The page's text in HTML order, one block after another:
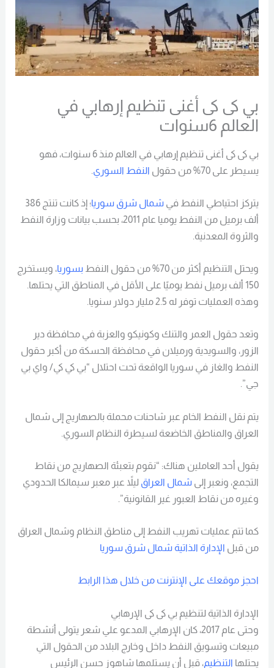
بي كى كى أغنى تنظيم إرهابي في
العالم 6سنوات
بي كى كى أغنى تنظيم إرهابي في العالم منذ 6 سنوات، فهو
يسيطر على 70% من حقول
النفط السوري.
يتركز احتياطي النفط في شمال شرق سوريا
؛ إذ كانت تنتج 386
ألف برميل من النفط يوميا عام 2011، بحسب بيانات وزارة النفط
والثروة المعدنية.
ويحتل التنظيم أكثر من 70% من حقول النفط بسوريا، ويستخرج
150 ألف برميل نفط يوميًا على الأقل في المناطق التي يحتلها.
وهذه العمليات توفر له 2.5 مليار دولار سنويا.
وتعد حقول العمر والتنك وكونيكو والعزبة في محافظة دير
الزور، والسويدية ورميلان في محافظة الحسكة من أكبر حقول
النفط والغاز في سوريا الواقعة تحت احتلال “بي كي كي/ واي بي
جي”.
يتم نقل النفط الخام عبر شاحنات محملة بالصهاريج إلى شمال
العراق والمناطق الخاضعة لسيطرة النظام السوري.
يقول أحد العاملين هناك: “نقوم بتعبئة الصهاريج من نقاط
التجمع، ونعبر إلى شمال العراقليلاً عبر معبر سيمالكا الحدودي
وغيره من نقاط العبور غير القانونية”.
كما تتم عمليات تهريب النفط إلى مناطق النظام وشمال العراق
من قبل الإدارة الذاتية شمال شرق سوريا
احجز موقعك على الإنترنت من خلال هذا الرابط
الإدارة الذاتية لتنظيم بي كى كى الإرهابي
وحتى عام 2017، كان الإرهابي المدعو علي شعر يتولى أنشطة
مبيعات وتسويق النفط داخل وخارج البلاد من الحقول التي
يحتلها التنظيم، قبل أن يستلمها شاهوز حسن الرئيس